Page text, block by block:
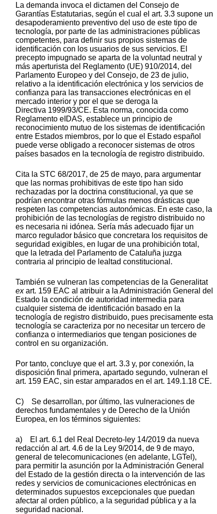
La demanda invoca el dictamen del Consejo de
Garantías Estatutarias, según el cual el art. 3.3 supone un
desapoderamiento preventivo del uso de este tipo de
tecnología, por parte de las administraciones públicas
competentes, para definir sus propios sistemas de
identificación con los usuarios de sus servicios. El
precepto impugnado se aparta de la voluntad neutral y
más aperturista del Reglamento (UE) 910/2014, del
Parlamento Europeo y del Consejo, de 23 de julio,
relativo a la identificación electrónica y los servicios de
confianza para las transacciones electrónicas en el
mercado interior y por el que se deroga la
Directiva 1999/93/CE. Esta norma, conocida como
Reglamento eIDAS, establece un principio de
reconocimiento mutuo de los sistemas de identificación
entre Estados miembros, por lo que el Estado español
puede verse obligado a reconocer sistemas de otros
países basados en la tecnología de registro distribuido.
Cita la STC 68/2017, de 25 de mayo, para argumentar
que las normas prohibitivas de este tipo han sido
rechazadas por la doctrina constitucional, ya que se
podrían encontrar otras fórmulas menos drásticas que
respeten las competencias autonómicas. En este caso, la
prohibición de las tecnologías de registro distribuido no
es necesaria ni idónea. Sería más adecuado fijar un
marco regulador básico que concretara los requisitos de
seguridad exigibles, en lugar de una prohibición total,
que la letrada del Parlamento de Cataluña juzga
contraria al principio de lealtad constitucional.
También se vulneran las competencias de la Generalitat
exart. 159 EAC al atribuir a la Administración General del
Estado la condición de autoridad intermedia para
cualquier sistema de identificación basado en la
tecnología de registro distribuido, pues precisamente esta
tecnología se caracteriza por no necesitar un tercero de
confianza o intermediarios que tengan posiciones de
control en su organización.
Por tanto, concluye que el art. 3.3 y, por conexión, la
disposición final primera, apartado segundo, vulneran el
art. 159 EAC, sin estar amparados en el art. 149.1.18 CE.
C) Se desarrollan, por último, las vulneraciones de
derechos fundamentales y de Derecho de la Unión
Europea, en los términos siguientes:
a) El art. 6.1 del Real Decreto-ley 14/2019 da nueva
redacción al art. 4.6 de la Ley 9/2014, de 9 de mayo,
general de telecomunicaciones (en adelante, LGTel),
para permitir la asunción por la Administración General
del Estado de la gestión directa o la intervención de las
redes y servicios de comunicaciones electrónicas en
determinados supuestos excepcionales que puedan
afectar al orden público, a la seguridad pública y a la
seguridad nacional.